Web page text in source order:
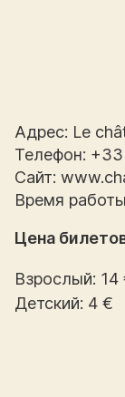
Адрес: Le
Телефон:
Сайт:
Время
Цена
Взрослый: 14
Детский: 4 €